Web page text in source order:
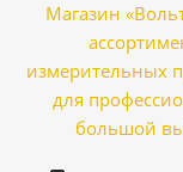
Магазин
измерительных
для
большой